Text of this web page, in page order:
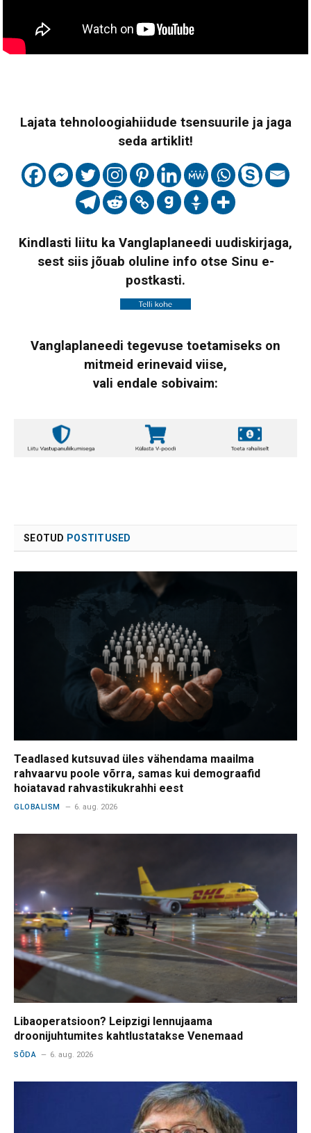
Lajata tehnoloogiahiidude tsensuurile ja jaga
seda artiklit!
Kindlasti liitu ka Vanglaplaneedi uudiskirjaga,
sest siis jõuab oluline info otse Sinu e-
postkasti.
Vanglaplaneedi tegevuse toetamiseks on
mitmeid erinevaid viise,
vali endale sobivaim:
SEOTUD POSTITUSED
Teadlased kutsuvad üles vähendama maailma
rahvaarvu poole võrra, samas kui demograafid
hoiatavad rahvastikukrahhi eest
GLOBALISM 6. aug. 2026
Libaoperatsioon? Leipzigi lennujaama
droonijuhtumites kahtlustatakse Venemaad
SÕDA 6. aug. 2026